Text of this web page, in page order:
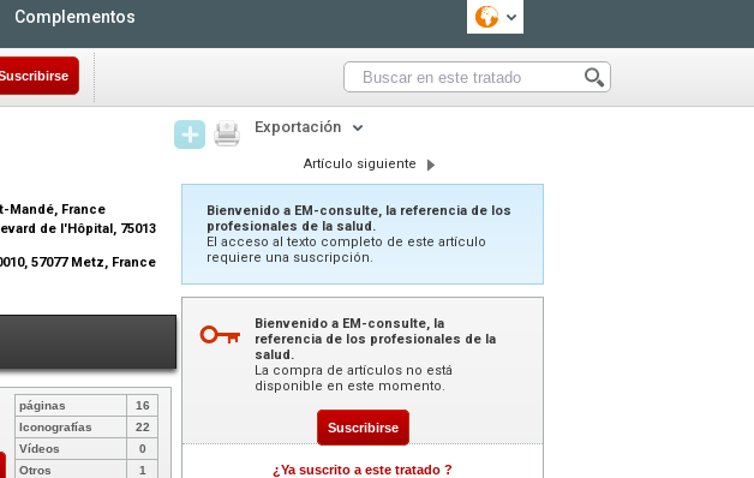
Complementos
Mandé, France
de l'Hôpital, 75013
57077 Metz, France
páginas
16
Iconografías
22
Vídeos
0
Otros
1
Exportación
Artículo siguiente
Bienvenido a EM-consulte, la referencia de los
profesionales de la salud.
El acceso al texto completo de este artículo
requiere una suscripción.
Bienvenido a EM-consulte, la
referencia de los profesionales de la
salud.
La compra de artículos no está
disponible en este momento.
Suscribirse
¿Ya suscrito a este tratado ?